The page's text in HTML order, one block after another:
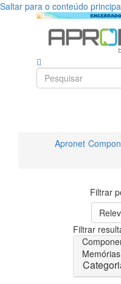
Saltar para o conteúdo
Apronet
Filtrar
Filtrar